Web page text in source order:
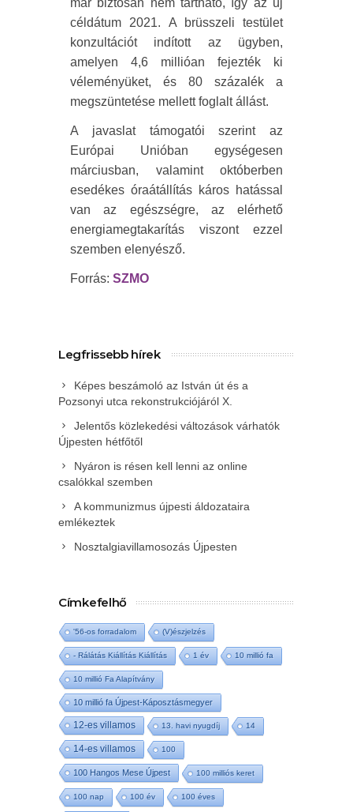
már biztosan nem tartható, így az új
céldátum 2021. A brüsszeli testület
konzultációt indított az ügyben,
amelyen 4,6 millióan fejezték ki
véleményüket, és 80 százalék a
megszüntetése mellett foglalt állást.
A javaslat támogatói szerint az
Európai Unióban egységesen
márciusban, valamint októberben
esedékes óraátállítás káros hatással
van az egészségre, az elérhető
energiamegtakarítás viszont ezzel
szemben elenyésző.
Forrás: SZMO
Legfrissebb hírek
Képes beszámoló az István út és a
Pozsonyi utca rekonstrukciójáról X.
Jelentős közlekedési változások várhatók
Újpesten hétfőtől
Nyáron is résen kell lenni az online
csalókkal szemben
A kommunizmus újpesti áldozataira
emlékeztek
Nosztalgiavillamosozás Újpesten
Címkefelhő
'56-os forradalom (V)észjelzés
- Rálátás Kiállítás Kiállítás 1 év 10 millió fa
10 millió Fa Alapítvány
10 millió fa Újpest-Káposztásmegyer
12-es villamos 13. havi nyugdíj 14
14-es villamos 100
100 Hangos Mese Újpest 100 milliós keret
100 nap 100 év 100 éves